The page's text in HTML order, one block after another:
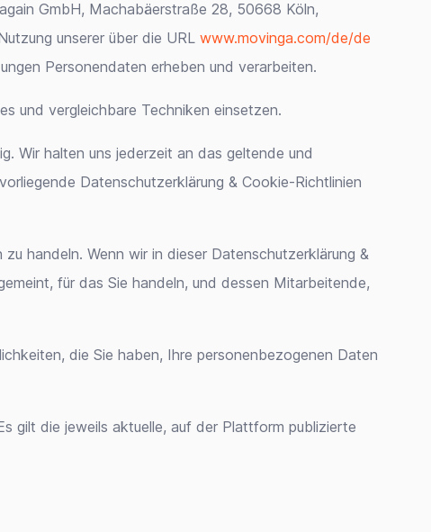
GmbH, Machabäerstraße 28, 50668 Köln,
unserer über die URL www.movinga.com/de/de
Personendaten erheben und verarbeiten.
und vergleichbare Techniken einsetzen.
Wir halten uns jederzeit an das geltende und
Datenschutzerklärung & Cookie-Richtlinien
handeln. Wenn wir in dieser Datenschutzerklärung &
für das Sie handeln, und dessen Mitarbeitende,
die Sie haben, Ihre personenbezogenen Daten
gilt die jeweils aktuelle, auf der Plattform publizierte